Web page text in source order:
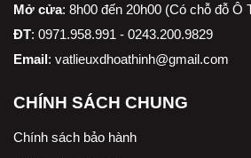
Mở cửa: 8h00 đến 20h00 (Có chỗ đỗ Ô
ĐT: 0971.958.991 - 0243.200.9829
Email: vatlieuxdhoathinh@gmail.com
CHÍNH SÁCH CHUNG
Chính sách bảo hành